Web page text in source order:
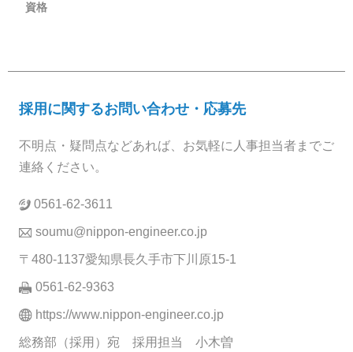
資格
採用に関するお問い合わせ・応募先
不明点・疑問点などあれば、お気軽に人事担当者までご
連絡ください。
0561-62-3611
soumu@nippon-engineer.co.jp
〒480-1137愛知県長久手市下川原15-1
0561-62-9363
https://www.nippon-engineer.co.jp
総務部（採用）宛 採用担当 小木曽